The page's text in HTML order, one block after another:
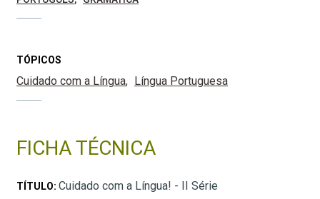
TÓPICOS
Cuidado com a Língua Língua Portuguesa
FICHA TÉCNICA
TÍTULO: Cuidado com a Língua! - II Série